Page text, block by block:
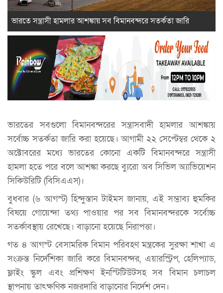
ভারতে সন্ত্রাসী হামলার আশঙ্কায় সব বিমানবন্দরে সতর্কতা জারি
ভারতের সবগুলো বিমানবন্দরের সন্ত্রাসবাদী হামলার আশঙ্কায়
সর্বোচ্চ সতর্কতা জারি করা হয়েছে। আগামী ২২ সেপ্টেম্বর থেকে ২
অক্টোবরের মধ্যে ভারতের কোনো একটি বিমানবন্দরে সন্ত্রাসী
হামলা হতে পরে বলে আশঙ্কা করছে ব্যুরো অব সিভিল অ্যাভিয়েশন
সিকিউরিটি (বিসিএএস)।
বুধবার (৬ আগস্ট) হিন্দুস্তান টাইমস জানায়, এই সম্ভাব্য হুমকির
বিষয়ে গোয়েন্দা তথ্য পাওয়ার পর সব বিমানবন্দরকে সর্বোচ্চ
সতর্কাবস্থায় রেখেছে। বাড়ানো হয়েছে নিরাপত্তা।
গত ৪ আগস্ট বেসামরিক বিমান পরিবহণ মন্ত্রকের সুরক্ষা শাখা এ
সংক্রন্ত নির্দেশিকা জারি করে বিমানবন্দর, এয়ারস্ট্রিপ, হেলিপ্যাড,
ফ্লাইং স্কুল এবং প্রশিক্ষণ ইনস্টিটিউটসহ সব বিমান চলাচল
স্থাপনায় তাৎক্ষণিক নজরদারি বাড়ানোর নির্দেশ দেন।